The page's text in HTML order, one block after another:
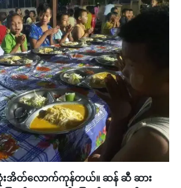
အိတ်လောက်ကုန်တယ်။ ဆန် ဆီ ဆား